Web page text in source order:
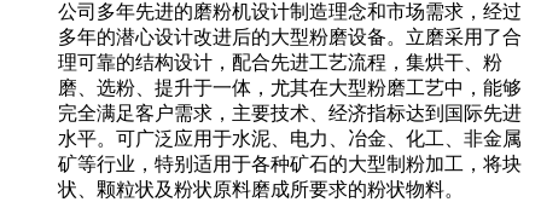
公司多年先进的磨粉机设计制造理念和市场需求，经过
多年的潜心设计改进后的大型粉磨设备。立磨采用了合
理可靠的结构设计，配合先进工艺流程，集烘干、粉
磨、选粉、提升于一体，尤其在大型粉磨工艺中，能够
完全满足客户需求，主要技术、经济指标达到国际先进
水平。可广泛应用于水泥、电力、冶金、化工、非金属
矿等行业，特别适用于各种矿石的大型制粉加工，将块
状、颗粒状及粉状原料磨成所要求的粉状物料。